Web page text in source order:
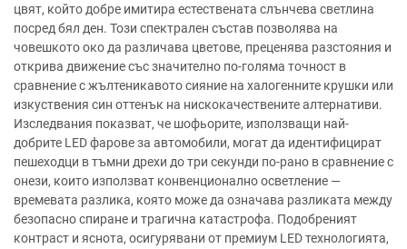
цвят, който добре имитира естествената слънчева светлина
посред бял ден. Този спектрален състав позволява на
човешкото око да различава цветове, преценява разстояния и
открива движение със значително по-голяма точност в
сравнение с жълтеникавото сияние на халогенните крушки или
изкуствения син оттенък на нискокачествените алтернативи.
Изследвания показват, че шофьорите, използващи най-
добрите LED фарове за автомобили, могат да идентифицират
пешеходци в тъмни дрехи до три секунди по-рано в сравнение с
онези, които използват конвенционално осветление —
времевата разлика, която може да означава разликата между
безопасно спиране и трагична катастрофа. Подобреният
контраст и яснота, осигурявани от премиум LED технологията,